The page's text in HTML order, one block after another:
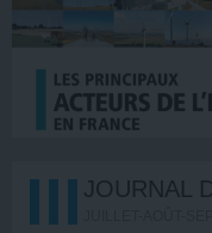
JOURNAL